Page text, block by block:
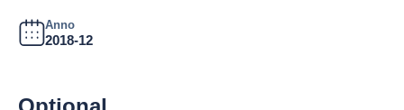
Anno
2018-12